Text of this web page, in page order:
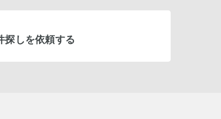
探しを依頼する